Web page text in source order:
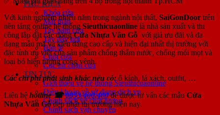
PHỤ KIỆN
Khóa cửa
Mắt thần
Tay nắm cửa
Tay đẩy hơi
Bản lề
Chốt cửa
Cục hít chặn cửa
TIN TỨC
Giới thiệu về hệ thống Sieuthicuaonline
Điều khoản về sử dụng dịch vụ
Chính sách về chất lượng
Chính sách vận chuyển
Với kinh nghiệm nhiều năm trong ngành nội thất, SaiGonDoor trên
nền tảng online hệ thống Sieuthicuaonline là nhà sản xuất và thi
công lắp đặt các dòngCửa Nhựa Vân Gỗ với giá ưu đãi và đa
dạng mẫu mã và kiểu dáng cao cấp và hiện đại nhất thị trường với
đặc tính ưu việt của sản phẩm chống thấm nước, chống mối mọt và
loại bỏ hiện tượng cong vênh.
Các chi phí phát sinh khác nếu có: ô kính, lá xách, outfit, …
Liên hệ hotline ☎0853.400.400để được tư vấn các mẫu Cửa
Nhựa Vân Gỗđẹp nhất thị trường hiện nay.